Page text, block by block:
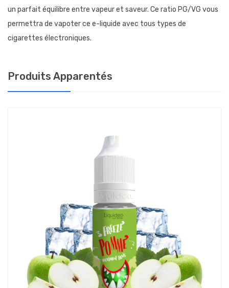
un parfait équilibre entre vapeur et saveur. Ce ratio PG/VG vous
permettra de vapoter ce e-liquide avec tous types de
cigarettes électroniques.
Cet e-liquide est conditionné en fiole de 10 ml avec un dosage en
0 mg : si vous ne fumez qu'occasionnellement
10 mg : forte dépendance - 10 à 20 cigarettes par jour
Plus le taux de nicotine est élevé, le plus hit est important. Le
hit est la sensation de grattement dans la gorge lorsque l’on
aspire la vapeur produite par l’e-cigarette.
COMMENT CONSERVER MON ELIQUIDE LIQUIDEO
Afin de préserver votre e-liquide et ses saveurs, il est conseillé
Produits Apparentés